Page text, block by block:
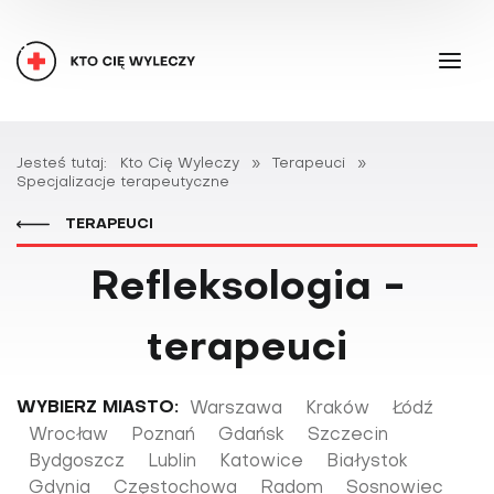
Jesteś tutaj: Kto Cię Wyleczy » Terapeuci
»
Specjalizacje terapeutyczne
TERAPEUCI
Refleksologia -
terapeuci
WYBIERZ MIASTO: Warszawa Kraków
Łódź
Wrocław
Poznań Gdańsk
Szczecin
Bydgoszcz
Lublin Katowice
Białystok
Gdynia
Częstochowa Radom
Sosnowiec